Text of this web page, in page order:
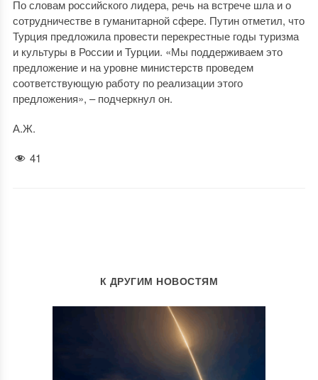
По словам российского лидера, речь на встрече шла и о
сотрудничестве в гуманитарной сфере. Путин отметил, что
Турция предложила провести перекрестные годы туризма
и культуры в России и Турции. «Мы поддерживаем это
предложение и на уровне министерств проведем
соответствующую работу по реализации этого
предложения», – подчеркнул он.
А.Ж.
41
К ДРУГИМ НОВОСТЯМ